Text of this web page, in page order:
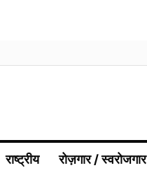
राष्ट्रीय रोज़गार / स्वरोजगार